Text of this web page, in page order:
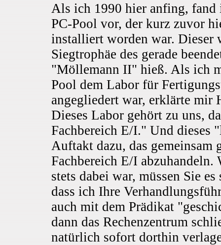
Als ich 1990 hier anfing, fand
PC-Pool vor, der kurz zuvor
installiert worden war. Dieser
Siegtrophäe des gerade
"Möllemann II" hieß. Als ich
Pool dem Labor für
angegliedert war, erklärte mir
Dieses Labor gehört zu uns,
Fachbereich E/I." Und dieses
Auftakt dazu, das gemeinsam
Fachbereich E/I
stets dabei war, müssen Sie
dass ich Ihre
auch mit dem Prädikat
dann das Rechenzentrum
natürlich sofort dorthin